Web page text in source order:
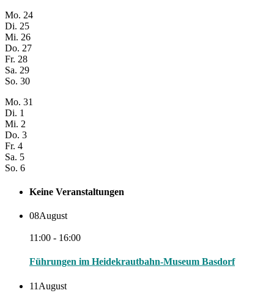
Mo. 24
Di. 25
Mi. 26
Do. 27
Fr. 28
Sa. 29
So. 30
Mo. 31
Di. 1
Mi. 2
Do. 3
Fr. 4
Sa. 5
So. 6
Keine Veranstaltungen
08August
11:00 - 16:00
Führungen im Heidekrautbahn-Museum Basdorf
11 August